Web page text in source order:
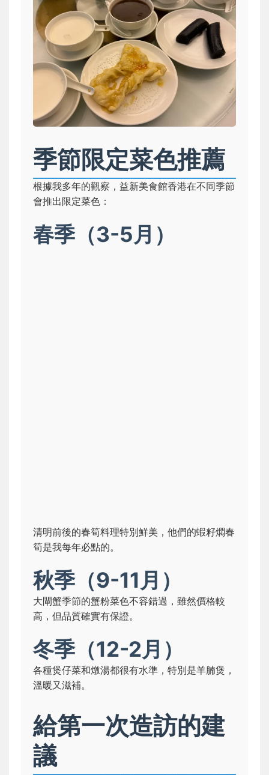
季節限定菜色推薦
根據我多年的觀察，益新美食館香港在不同季節
會推出限定菜色：
春季（3-5月）
清明前後的春筍料理特別鮮美，他們的蝦籽燜春
筍是我每年必點的。
秋季（9-11月）
大閘蟹季節的蟹粉菜色不容錯過，雖然價格較
高，但品質確實有保證。
冬季（12-2月）
各種煲仔菜和燉湯都很有水準，特別是羊腩煲，
溫暖又滋補。
給第一次造訪的建
議